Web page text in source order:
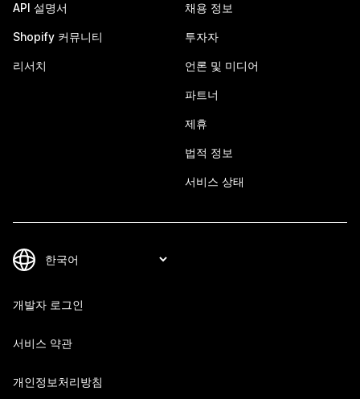
API 설명서
Shopify 커뮤니티
리서치
채용 정보
투자자
언론 및 미디어
파트너
제휴
법적 정보
서비스 상태
개발자 로그인
서비스 약관
개인정보처리방침